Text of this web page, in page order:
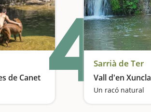
de Canet
Piscines naturals d'origen volcànic4Sarrià de Ter
Vall d'en Xuncla
Un racó natural